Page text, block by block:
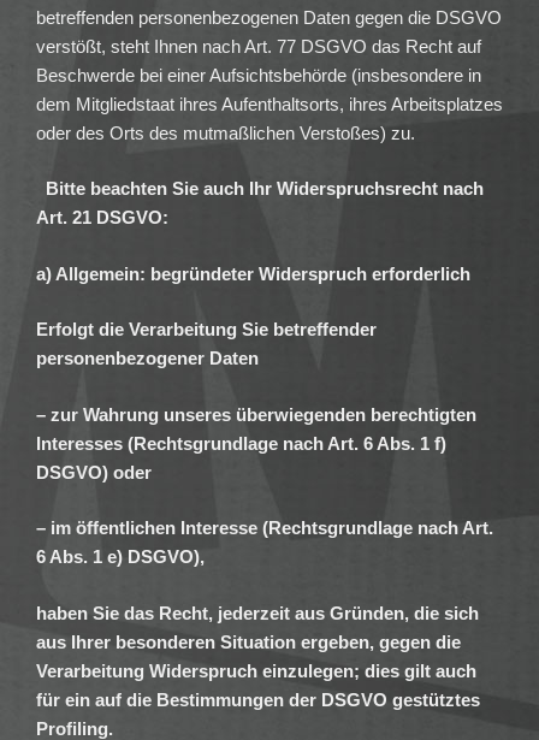
betreffenden personenbezogenen Daten gegen die DSGVO
verstößt, steht Ihnen nach Art. 77 DSGVO das Recht auf
Beschwerde bei einer Aufsichtsbehörde (insbesondere in
dem Mitgliedstaat ihres Aufenthaltsorts, ihres Arbeitsplatzes
oder des Orts des mutmaßlichen Verstoßes) zu.
Bitte beachten Sie auch Ihr Widerspruchsrecht nach
Art. 21 DSGVO:
a) Allgemein: begründeter Widerspruch erforderlich
Erfolgt die Verarbeitung Sie betreffender
personenbezogener Daten
– zur Wahrung unseres überwiegenden berechtigten
Interesses (Rechtsgrundlage nach Art. 6 Abs. 1 f)
DSGVO) oder
– im öffentlichen Interesse (Rechtsgrundlage nach Art.
6 Abs. 1 e) DSGVO),
haben Sie das Recht, jederzeit aus Gründen, die sich
aus Ihrer besonderen Situation ergeben, gegen die
Verarbeitung Widerspruch einzulegen; dies gilt auch
für ein auf die Bestimmungen der DSGVO gestütztes
Profiling.